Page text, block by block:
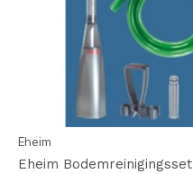
Eheim
Eheim Bodemreinigingsset